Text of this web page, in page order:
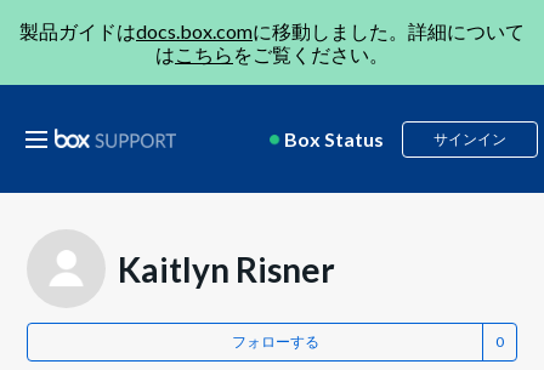
製品ガイドはdocs.box.comに移動しました。詳細について
はこちら をご覧ください。
Box Status サインイン
Kaitlyn Risner
フォローする